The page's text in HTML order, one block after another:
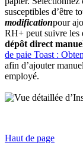
susceptibles d’être
modificationpour
RH+ peut suivre les
dépôt direct
de paie Toast :
afin d’ajouter
employé.
Haut de page